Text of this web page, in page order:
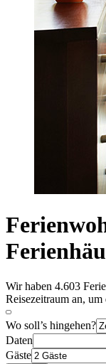
Wir haben 4.603
Reisezeitraum an,
Wo soll’s hingehen?
Daten
Gäste